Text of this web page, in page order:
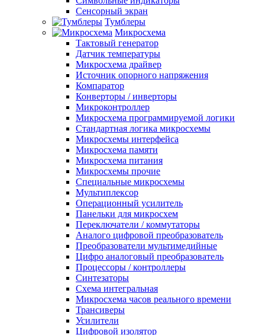
Сенсорный экран
Тумблеры
Микросхема
Тактовый генератор
Датчик температуры
Микросхема драйвер
Источник опорного напряжения
Компаратор
Конверторы / инверторы
Микроконтроллер
Микросхема программируемой логики
Стандартная логика микросхемы
Микросхемы интерфейса
Микросхема памяти
Микросхема питания
Микросхемы прочие
Специальные микросхемы
Мультиплексор
Операционный усилитель
Панельки для микросхем
Переключатели / коммутаторы
Аналого цифровой преобразователь
Преобразователи мультимедийные
Цифро аналоговый преобразователь
Процессоры / контроллеры
Синтезаторы
Схема интегральная
Микросхема часов реального времени
Трансиверы
Усилители
Цифровой изолятор